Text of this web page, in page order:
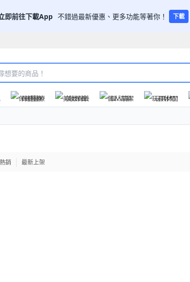
即前往下載App 不錯過最新優惠、更多功能等著你！ 下載
保健醫療 美妝保養 個人清潔 玩具休閒
銷 最新上架